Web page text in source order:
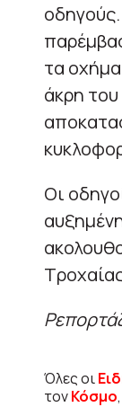
τα
άκρη
Οι
Όλες οι
τονΚόσμο